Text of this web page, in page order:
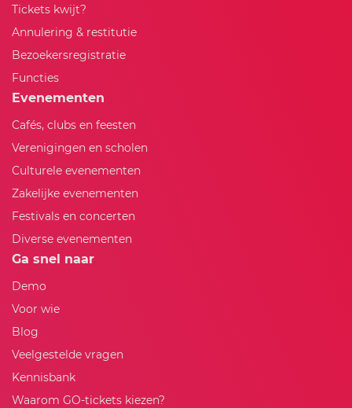
Tickets kwijt?
Annulering & restitutie
Bezoekersregistratie
Functies
Evenementen
Cafés, clubs en feesten
Verenigingen en scholen
Culturele evenementen
Zakelijke evenementen
Festivals en concerten
Diverse evenementen
Ga snel naar
Demo
Voor wie
Blog
Veelgestelde vragen
Kennisbank
Waarom GO-tickets kiezen?